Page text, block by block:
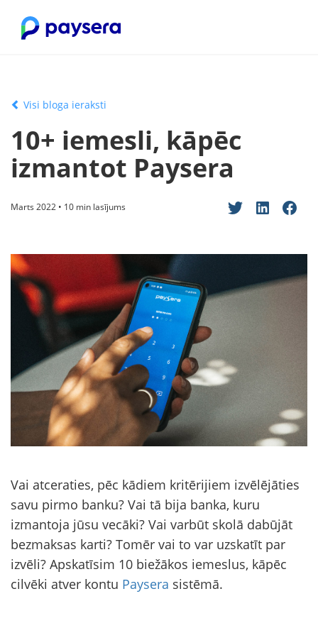
Visi bloga ieraksti
10+ iemesli, kāpēc
izmantot Paysera
Marts 2022 • 10 min lasījums
Vai atceraties, pēc kādiem kritērijiem izvēlējāties
savu pirmo banku? Vai tā bija banka, kuru
izmantoja jūsu vecāki? Vai varbūt skolā dabūjāt
bezmaksas karti? Tomēr vai to var uzskatīt par
izvēli? Apskatīsim 10 biežākos iemeslus, kāpēc
cilvēki atver kontu Paysera sistēmā.